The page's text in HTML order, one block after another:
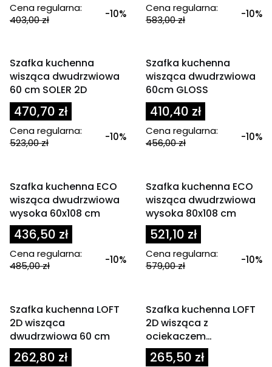
Cena regularna:
403,00 zł
-10%
Cena regularna:
583,00 zł
-10%
Szafka kuchenna
wisząca dwudrzwiowa
60 cm SOLER 2D
470,70 zł
Cena regularna:
523,00 zł
-10%
Szafka kuchenna
wisząca dwudrzwiowa
60cm GLOSS
410,40 zł
Cena regularna:
456,00 zł
-10%
Szafka kuchenna ECO
wisząca dwudrzwiowa
wysoka 60x108 cm
436,50 zł
Cena regularna:
485,00 zł
-10%
Szafka kuchenna ECO
wisząca dwudrzwiowa
wysoka 80x108 cm
521,10 zł
Cena regularna:
579,00 zł
-10%
Szafka kuchenna LOFT
2D wisząca
dwudrzwiowa 60 cm
262,80 zł
Szafka kuchenna LOFT
2D wisząca z
ociekaczem
dwudrzwiowa 60 cm
265,50 zł